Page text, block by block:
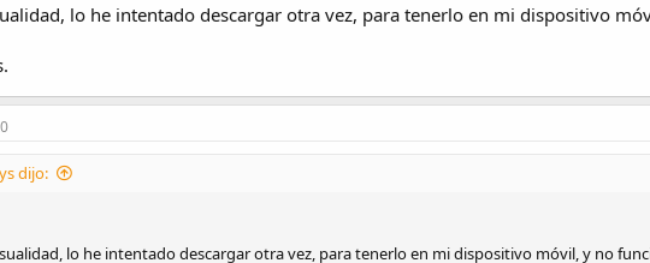
lo he intentado descargar otra vez, para tenerlo en mi dispositivo
dijo:
lo he intentado descargar otra vez, para tenerlo en mi dispositivo móvil, y no